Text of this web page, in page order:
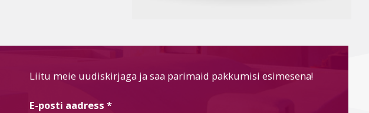
Liitu meie uudiskirjaga ja saa parimaid pakkumisi esimesena!
E-posti aadress *